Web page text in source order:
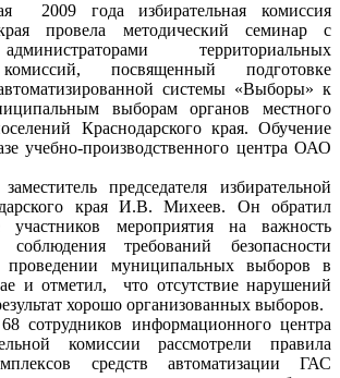
года избирательная комиссия
провела методический семинар с
территориальных
посвященный подготовке
системы «Выборы» к
выборам органов местного
Краснодарского края. Обучение
учебно-производственного центра ОАО
председателя избирательной
края И.В. Михеев. Он обратил
участников мероприятия на важность
соблюдения требований безопасности
муниципальных выборов в
и отметил, что отсутствие нарушений
хорошо организованных выборов.
сотрудников информационного центра
комиссии рассмотрели правила
средств автоматизации ГАС